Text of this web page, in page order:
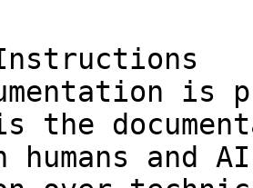
is
the
humans and